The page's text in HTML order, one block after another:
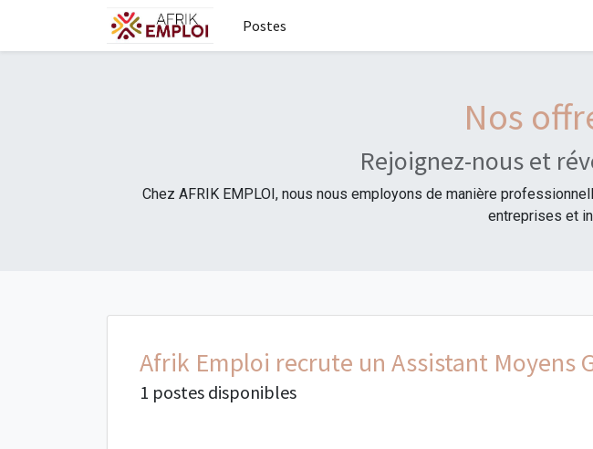
Postes
Nos
Rejoignez-nous et
Chez AFRIK EMPLOI, nous nous employons de manière
entreprises et
Afrik Emploi recrute un Assistant Moyens
1 postes disponibles